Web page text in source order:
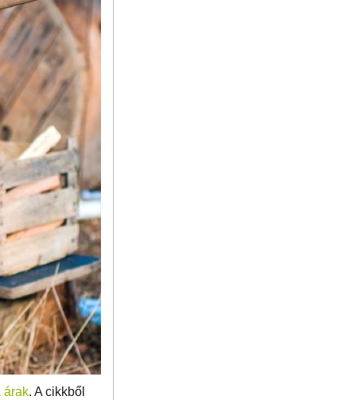
árak. A cikkből